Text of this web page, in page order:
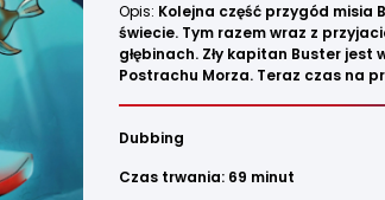
Opis: Kolejna część przygód misia
świecie. Tym razem wraz z
głębinach. Zły kapitan Buster
Postrachu Morza. Teraz czas na
Dubbing
Czas trwania: 69 minut